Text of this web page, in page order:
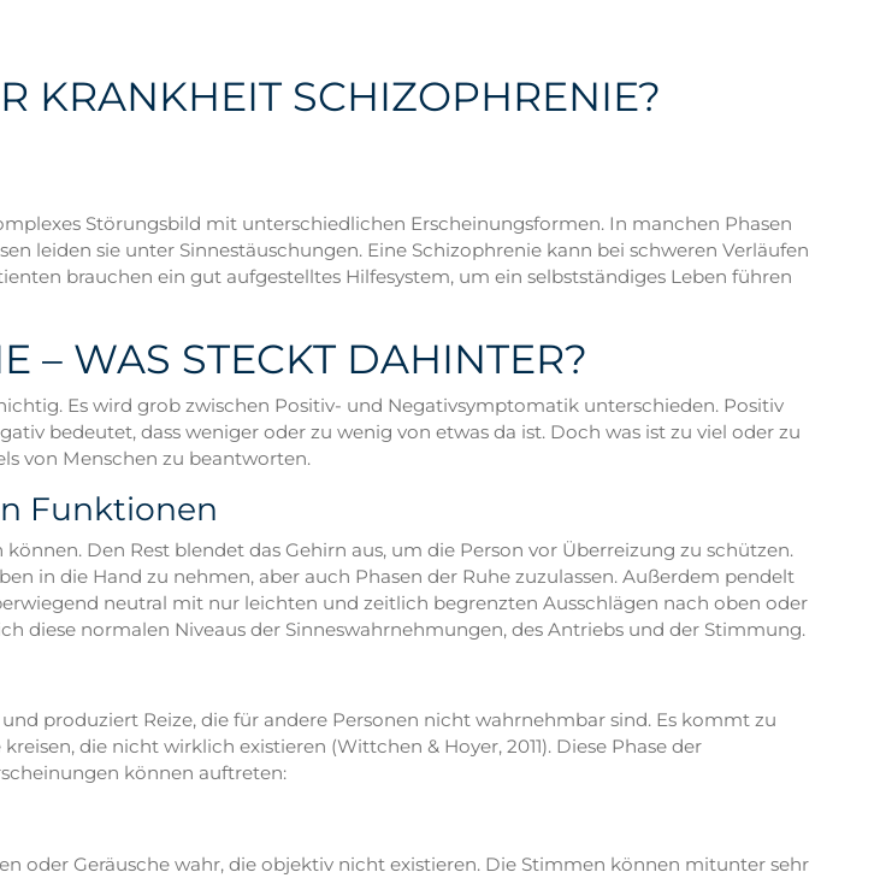
KRANKHEIT SCHIZOPHRENIE?
Störungsbild mit unterschiedlichen Erscheinungsformen. In manchen Phasen
leiden sie unter Sinnestäuschungen. Eine Schizophrenie kann bei schweren Verläufen
brauchen ein gut aufgestelltes Hilfesystem, um ein selbstständiges Leben führen
– WAS STECKT DAHINTER?
Es wird grob zwischen Positiv- und Negativsymptomatik unterschieden. Positiv
bedeutet, dass weniger oder zu wenig von etwas da ist. Doch was ist zu viel oder zu
von Menschen zu beantworten.
Funktionen
Den Rest blendet das Gehirn aus, um die Person vor Überreizung zu schützen.
in die Hand zu nehmen, aber auch Phasen der Ruhe zuzulassen. Außerdem pendelt
neutral mit nur leichten und zeitlich begrenzten Ausschlägen nach oben oder
diese normalen Niveaus der Sinneswahrnehmungen, des Antriebs und der Stimmung.
produziert Reize, die für andere Personen nicht wahrnehmbar sind. Es kommt zu
die nicht wirklich existieren (Wittchen & Hoyer, 2011). Diese Phase der
können auftreten:
oder Geräusche wahr, die objektiv nicht existieren. Die Stimmen können mitunter sehr